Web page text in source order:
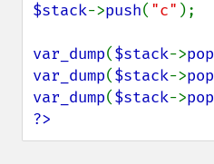
$stack->push( "c" );
var_dump($stack->pop
var_dump($stack->pop
var_dump($stack->pop
?>